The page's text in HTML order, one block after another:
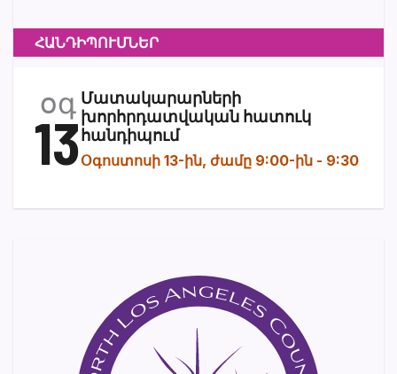
ՀԱՆԴԻՊՈՒՄՆԵՐ
օգ
13
Մատակարարների
խորհրդատվական հատուկ
հանդիպում
Օգոստոսի 13-ին, ժամը 9:00-ին - 9:30